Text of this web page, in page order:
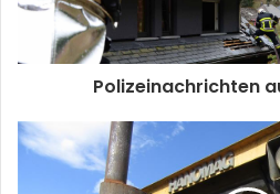
Polizeinachrichten